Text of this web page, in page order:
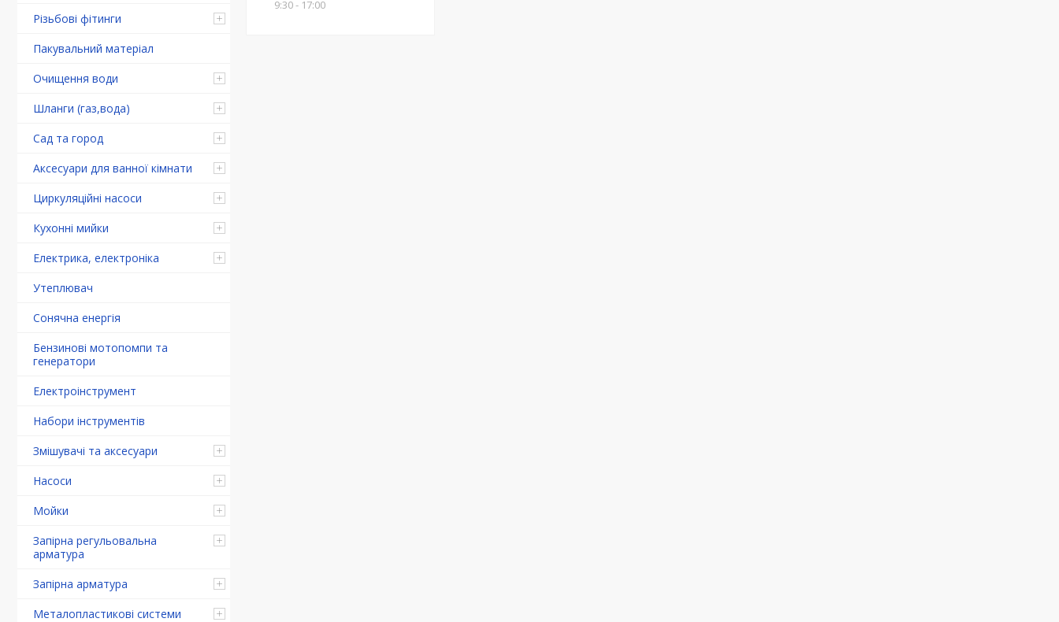
Різьбові фітинги
Пакувальний матеріал
Очищення води
Шланги (газ,вода)
Сад та город
Аксесуари для ванної кімнати
Циркуляційні насоси
Кухонні мийки
Електрика, електроніка
Утеплювач
Сонячна енергія
Бензинові мотопомпи та
генератори
Електроінструмент
Набори інструментів
Змішувачі та аксесуари
Насоси
Мойки
Запірна регульовальна
арматура
Запірна арматура
Металопластикові системи
9:30 - 17:00